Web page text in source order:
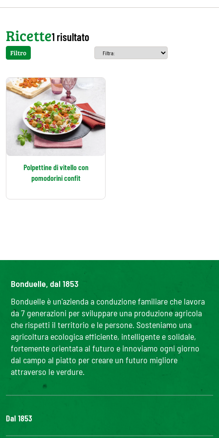
Ricette1 risultato
Filtro
Polpettine di vitello con
pomodorini confit
Bonduelle, dal 1853
Bonduelle è un'azienda a conduzione familiare che lavora
da 7 generazioni per sviluppare una produzione agricola
che rispetti il territorio e le persone. Sosteniamo una
agricoltura ecologica efficiente, intelligente e solidale,
fortemente orientata al futuro e innoviamo ogni giorno
dal campo al piatto per creare un futuro migliore
attraverso le verdure.
Dal 1853
Il Gruppo